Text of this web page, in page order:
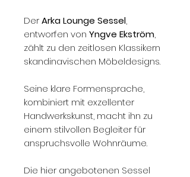
DerArka Lounge Sessel,
entworfen von Yngve Ekström,
zählt zu den zeitlosen Klassikern
skandinavischen Möbeldesigns.
Seine klare Formensprache,
kombiniert mit exzellenter
Handwerkskunst, macht ihn zu
einem stilvollen Begleiter für
anspruchsvolle Wohnräume.
Die hier angebotenen Sessel